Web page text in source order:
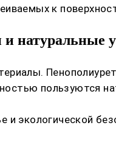
к
натуральные
пользуются
и экологической